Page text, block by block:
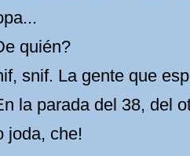
quién?
snif. La gente que
la parada del 38, del
joda, che!